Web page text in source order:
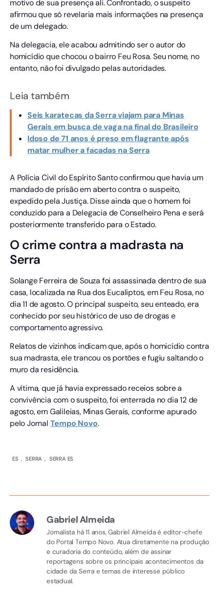
motivo de sua presença ali. Confrontado, o suspeito
afirmou que só revelaria mais informações na presença
de um delegado.
Na delegacia, ele acabou admitindo ser o autor do
homicídio que chocou o bairro Feu Rosa. Seu nome, no
entanto, não foi divulgado pelas autoridades.
Leia também
Seis karatecas da Serra viajam para Minas
Gerais em busca de vaga na final do Brasileiro
Idoso de 71 anos é preso em flagrante após
matar mulher a facadas na Serra
A Polícia Civil do Espírito Santo confirmou que havia um
mandado de prisão em aberto contra o suspeito,
expedido pela Justiça. Disse ainda que o homem foi
conduzido para a Delegacia de Conselheiro Pena e será
posteriormente transferido para o Estado.
O crime contra a madrasta na
Serra
Solange Ferreira de Souza foi assassinada dentro de sua
casa, localizada na Rua dos Eucaliptos, em Feu Rosa, no
dia 11 de agosto. O principal suspeito, seu enteado, era
conhecido por seu histórico de uso de drogas e
comportamento agressivo.
Relatos de vizinhos indicam que, após o homicídio contra
sua madrasta, ele trancou os portões e fugiu saltando o
muro da residência.
A vítima, que já havia expressado receios sobre a
convivência com o suspeito, foi enterrada no dia 12 de
agosto, em Galileias, Minas Gerais, conforme apurado
pelo Jornal Tempo Novo.
ES , SERRA , SERRA ES
Gabriel Almeida
Jornalista há 11 anos, Gabriel Almeida é editor-chefe
do Portal Tempo Novo. Atua diretamente na produção
e curadoria do conteúdo, além de assinar
reportagens sobre os principais acontecimentos da
cidade da Serra e temas de interesse público
estadual.